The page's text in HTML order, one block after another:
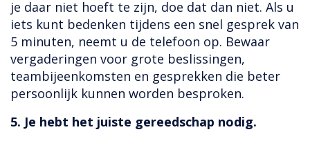
je daar niet hoeft te zijn, doe dat dan niet. Als u
iets kunt bedenken tijdens een snel gesprek van
5 minuten, neemt u de telefoon op. Bewaar
vergaderingen voor grote beslissingen,
teambijeenkomsten en gesprekken die beter
persoonlijk kunnen worden besproken.
5. Je hebt het juiste gereedschap nodig.